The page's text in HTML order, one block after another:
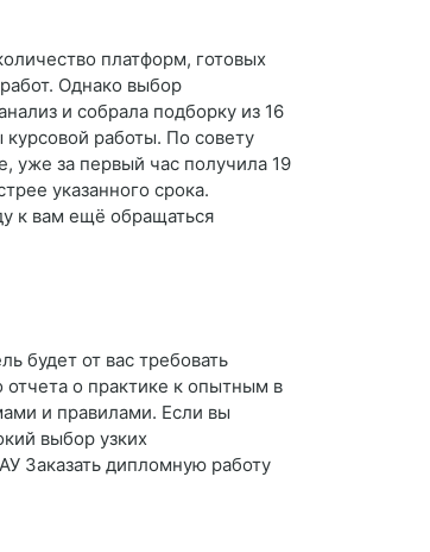
платформ, готовых
Однако выбор
и собрала подборку из 16
работы. По совету
уже за первый час получила 19
указанного срока.
к вам ещё обращаться
будет от вас требовать
отчета о практике к опытным в
и правилами. Если вы
выбор узких
Заказать дипломную работу